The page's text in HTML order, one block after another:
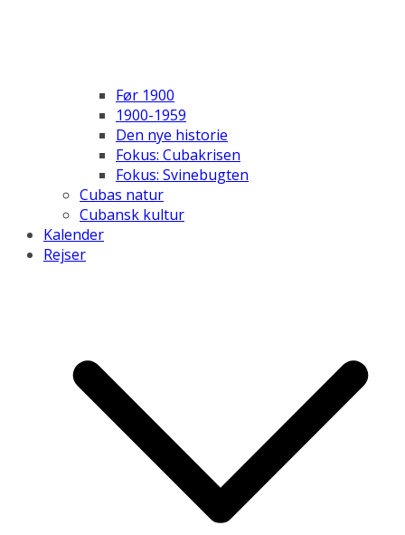
Før 1900
1900-1959
Den nye historie
Fokus: Cubakrisen
Fokus: Svinebugten
Cubas natur
Cubansk kultur
Kalender
Rejser